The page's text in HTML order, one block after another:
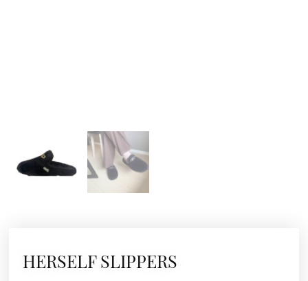
HERSELF SLIPPERS